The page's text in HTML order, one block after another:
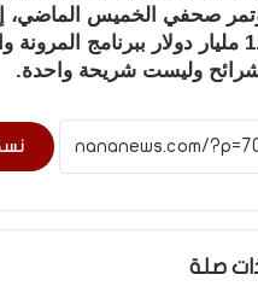
صحفي الخميس الماضي،
سيخصص 1.3 مليار دولار ببرنامج
وليست شريحة واحدة.
صلة